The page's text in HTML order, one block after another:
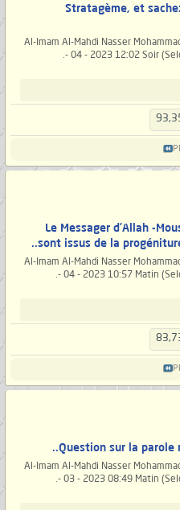
Stratagème, et
Al-Imam Al-Mahdi Nasser
- 04 - 2023 12:02 Soir (Selon le calendrier officiel de la Mecque).
Le Messager d’Allah -
sont issus de la
Al-Imam Al-Mahdi Nasser
- 04 - 2023 10:57 Matin (Selon le calendrier officiel de la Mecque).
Question sur la parole
Al-Imam Al-Mahdi Nasser
- 03 - 2023 08:49 Matin (Selon le calendrier officiel de la Mecque).